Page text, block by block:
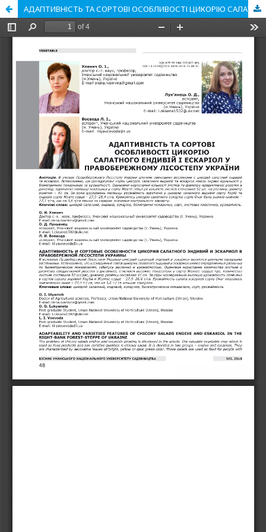
АДАПТИВНІСТЬ ТА СОРТОВІ ОСОБЛИВОСТІ ЦИКОРІЮ САЛАТНОГО ЕНДИВІЙ І ЕСКАРІОЛ У ПРАВОБЕРЕЖНОМУ ЛІСОСТЕПУ УКРАЇНИ